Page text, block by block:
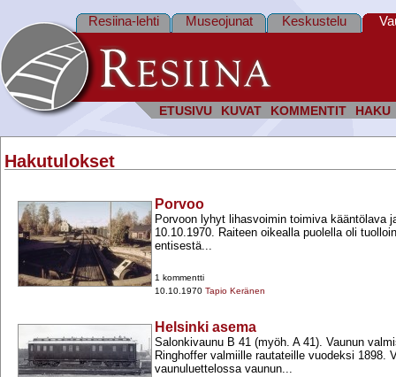
ETUSIVU KUVAT KOMMENTIT HAKU
Resiina-lehti Museojunat Keskustelu
Hakutulokset
Porvoo
Porvoon lyhyt lihasvoimin toimiva kääntölava
10.10.1970. Raiteen oikealla puolella oli
entisestä...
1 kommentti
10.10.1970 Tapio Keränen
Helsinki asema
Salonkivaunu B 41 (myöh. A 41). Vaunun
Ringhoffer valmiille rautateille vuodeksi 1898.
vaunuluettelossa vaunun...